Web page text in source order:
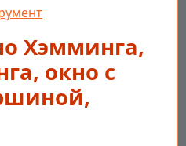
Хэмминга,
окно с